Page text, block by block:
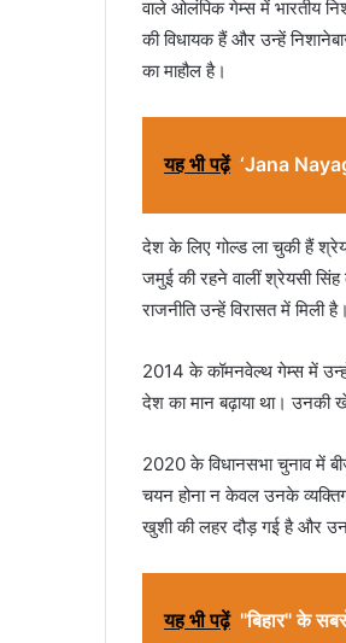
वाले ओलंपिक गेम्स में भारतीय
की विधायक हैं और उन्हें
का माहौल है।
यह भी पढ़ें ‘Jana
देश के लिए गोल्ड ला चुकी हैं
जमुई की रहने वालीं श्रेयसी सिंह
राजनीति उन्हें विरासत में
2014 के कॉमनवेल्थ गेम्स में
देश का मान बढ़ाया था। उनकी
2020 के विधानसभा चुनाव में
चयन होना न केवल उनके
खुशी की लहर दौड़ गई है और
यह भी पढ़ें "बिहार" के